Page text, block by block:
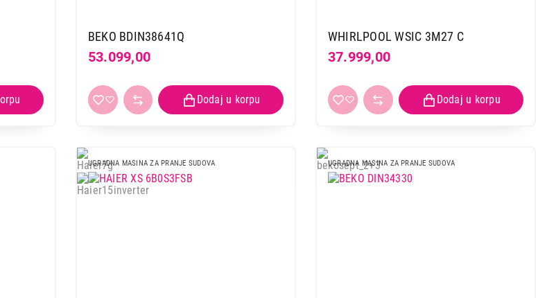
BEKO BDIN38641Q
53.099,00
WHIRLPOOL WSIC 3M27 C
37.999,00
UGRADNA MASINA ZA PRANJE SUDOVA UGRADNA MASINA ZA PRANJE SUDOVA